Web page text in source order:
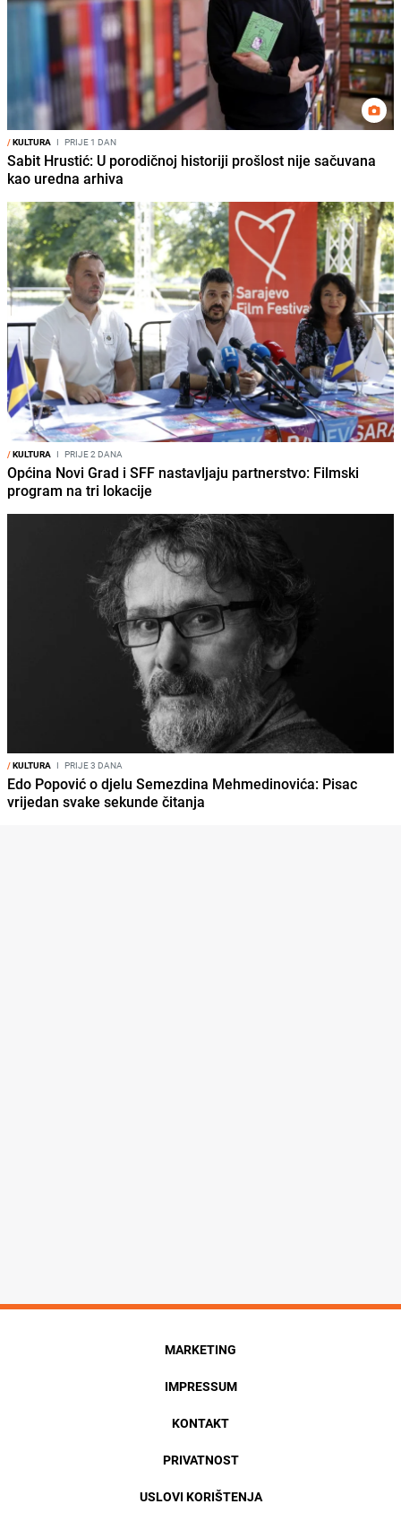
/KULTURA I PRIJE 1 DAN
Sabit Hrustić: U porodičnoj historiji prošlost nije sačuvana
kao uredna arhiva
/KULTURA I PRIJE 2 DANA
Općina Novi Grad i SFF nastavljaju partnerstvo: Filmski
program na tri lokacije
/KULTURA I PRIJE 3 DANA
Edo Popović o djelu Semezdina Mehmedinovića: Pisac
vrijedan svake sekunde čitanja
MARKETING
IMPRESSUM
KONTAKT
PRIVATNOST
USLOVI KORIŠTENJA